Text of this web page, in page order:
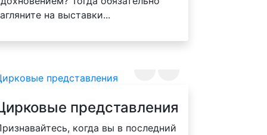
на выставки...
представления
когда вы в последний